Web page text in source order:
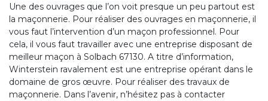
Une des ouvrages que l’on voit presque un peu partout est
la maçonnerie. Pour réaliser des ouvrages en maçonnerie, il
vous faut l’intervention d’un maçon professionnel. Pour
cela, il vous faut travailler avec une entreprise disposant de
meilleur maçon à Solbach 67130. A titre d’information,
Winterstein ravalement est une entreprise opérant dans le
domaine de gros œuvre. Pour réaliser des travaux de
maçonnerie. Dans l’avenir, n’hésitez pas à contacter